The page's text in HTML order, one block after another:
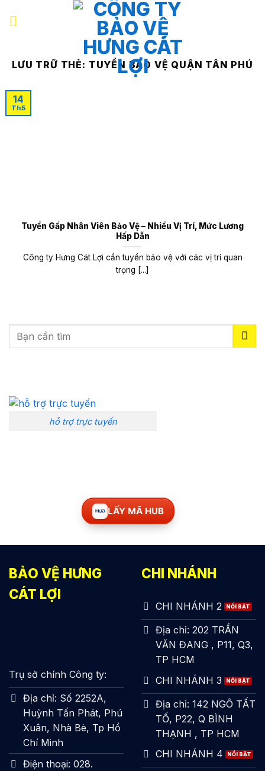
LƯU TRỮ THẺ: TUYỂN BẢO VỆ QUẬN TÂN PHÚ
Tuyển Gấp Nhân Viên Bảo Vệ – Nhiều Vị Trí, Mức Lương
Hấp Dẫn
Công ty Hưng Cát Lợi cần tuyển bảo vệ với các vị trí quan
trọng [...]
14
Th5
hỗ trợ trực tuyến
LẤY MÃ HUB
BẢO VỆ HƯNG
CÁT LỢI
Trụ sở chính Công ty:
Địa chỉ: Số 2252A,
Huỳnh Tấn Phát, Phú
Xuân, Nhà Bè, Tp Hồ
Chí Minh
Điện thoại: 028.
CHI NHÁNH
CHI NHÁNH 2
Địa chỉ: 202 TRẦN
VĂN ĐANG , P11, Q3,
TP HCM
CHI NHÁNH 3
Địa chỉ: 142 NGÔ TẤT
TỐ, P22, Q BÌNH
THẠNH , TP HCM
CHI NHÁNH 4